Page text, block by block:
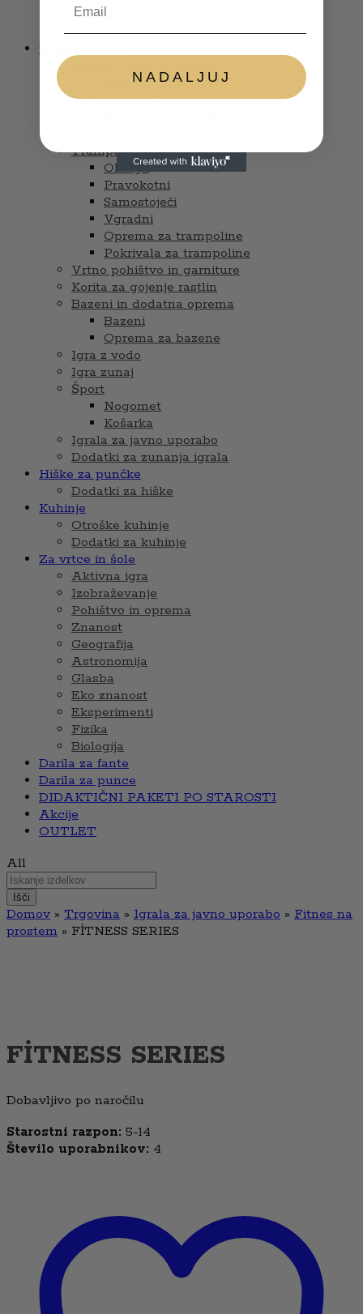
Glasbila
Punčke in dodatki za punčke
Hiške s tobogani
Zunanje otroške hiške
Trampolini
Okrogli
Pravokotni
Samostoječi
Vgradni
Oprema za trampoline
Pokrivala za trampoline
Vrtno pohištvo in garniture
Korita za gojenje rastlin
Bazeni in dodatna oprema
Bazeni
Oprema za bazene
Igra z vodo
Igra zunaj
Šport
Nogomet
Košarka
Igrala za javno uporabo
Dodatki za zunanja igrala
Hiške za punčke
Dodatki za hiške
Kuhinje
Otroške kuhinje
Dodatki za kuhinje
Za vrtce in šole
Aktivna igra
Izobraževanje
Pohištvo in oprema
Znanost
Geografija
Astronomija
Glasba
Eko znanost
Eksperimenti
Fizika
Biologija
Darila za fante
Darila za punce
DIDAKTIČNI PAKETI PO STAROSTI
Akcije
OUTLET
All
Išči
Domov » Trgovina » Igrala za javno uporabo » Fitnes na
prostem » FİTNESS SERIES
FİTNESS SERIES
Dobavljivo po naročilu
Starostni razpon: 5-14
Število uporabnikov: 4
NADALJUJ